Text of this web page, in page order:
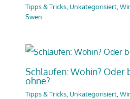
Tipps & Tricks, Unkategorisiert,
Swen
Schlaufen: Wohin? Oder
ohne?
Tipps & Tricks, Unkategorisiert,